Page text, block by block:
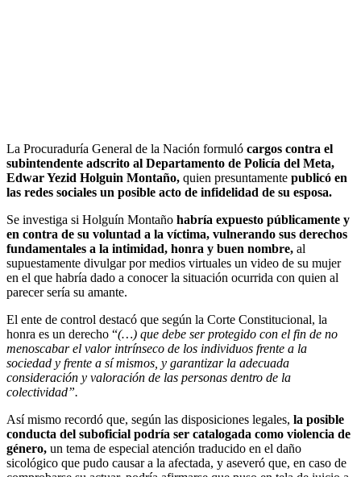
La Procuraduría General de la Nación formuló cargos contra el
subintendente adscrito al Departamento de Policía del Meta,
Edwar Yezid Holguin Montaño, quien presuntamente publicó en
las redes sociales un posible acto de infidelidad de su esposa.
Se investiga si Holguín Montaño habría expuesto públicamente y
en contra de su voluntad a la víctima, vulnerando sus derechos
fundamentales a la intimidad, honra y buen nombre, al
supuestamente divulgar por medios virtuales un video de su mujer
en el que habría dado a conocer la situación ocurrida con quien al
parecer sería su amante.
El ente de control destacó que según la Corte Constitucional, la
honra es un derecho “(…) que debe ser protegido con el fin de no
menoscabar el valor intrínseco de los individuos frente a la
sociedad y frente a sí mismos, y garantizar la adecuada
consideración y valoración de las personas dentro de la
colectividad”.
Así mismo recordó que, según las disposiciones legales, la posible
conducta del suboficial podría ser catalogada como violencia de
género, un tema de especial atención traducido en el daño
sicológico que pudo causar a la afectada, y aseveró que, en caso de